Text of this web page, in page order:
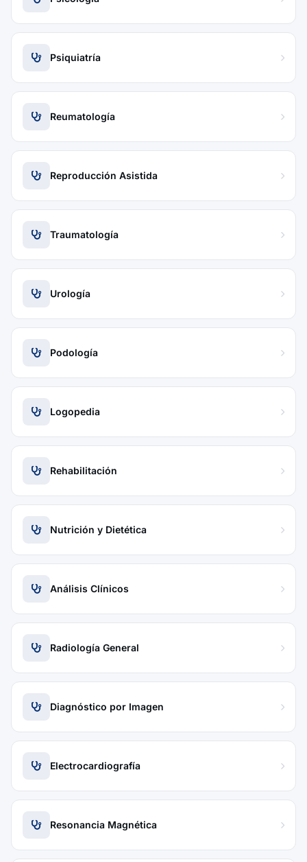
Psiquiatría
Reumatología
Reproducción Asistida
Traumatología
Urología
Podología
Logopedia
Rehabilitación
Nutrición y Dietética
Análisis Clínicos
Radiología General
Diagnóstico por Imagen
Electrocardiografía
Resonancia Magnética